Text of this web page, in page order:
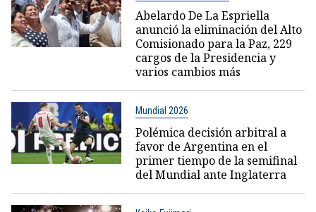
Abelardo De La Espriella
anunció la eliminación del Alto
Comisionado para la Paz, 229
cargos de la Presidencia y
varios cambios más
Mundial 2026
Polémica decisión arbitral a
favor de Argentina en el
primer tiempo de la semifinal
del Mundial ante Inglaterra